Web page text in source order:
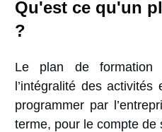
Qu'est ce qu'un
?
Le plan de formation
l’intégralité des
programmer par
terme, pour le compte de